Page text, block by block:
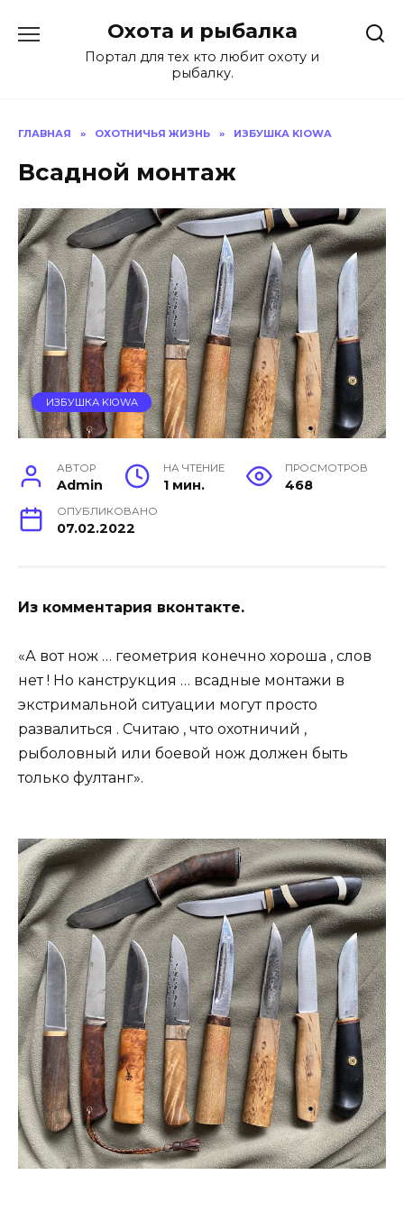
содержанию
Охота и рыбалка
Портал для тех кто любит охоту и
рыбалку.
ГЛАВНАЯ » ОХОТНИЧЬЯ ЖИЗНЬ » ИЗБУШКА KIOWA
Всадной монтаж
ИЗБУШКА KIOWA
АВТОР
Admin
НА ЧТЕНИЕ
1 мин.
ПРОСМОТРОВ
468
ОПУБЛИКОВАНО
07.02.2022
Из комментария вконтакте.
«А вот нож … геометрия конечно хороша , слов
нет ! Но канструкция … всадные монтажи в
экстримальной ситуации могут просто
развалиться . Считаю , что охотничий ,
рыболовный или боевой нож должен быть
только фултанг».